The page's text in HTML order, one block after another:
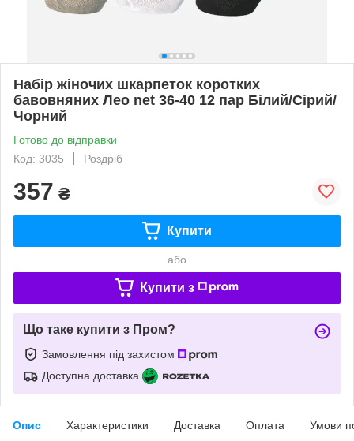
Набір жіночих шкарпеток коротких
бавовняних Лео net 36-40 12 пар Білий/Сірий/
Чорний
Готово до відправки
Код: 3035
Роздріб
357 ₴
Купити
або
Купити з
Що таке купити з Пром?
Замовлення під захистом
Доступна доставка
Опис Характеристики Доставка Оплата Умови